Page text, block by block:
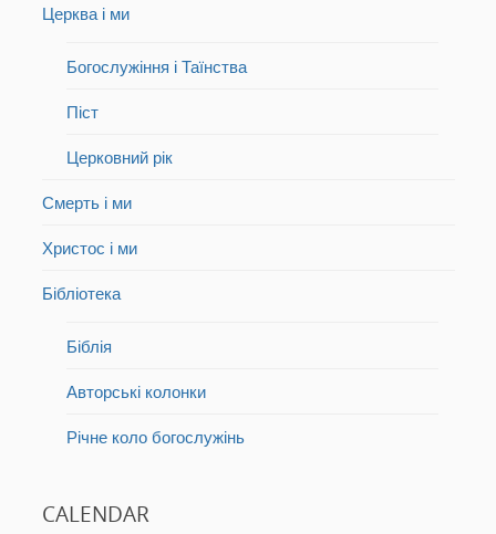
Церква і ми
Богослужіння і Таїнства
Піст
Церковний рік
Смерть і ми
Христос і ми
Бібліотека
Біблія
Авторські колонки
Річне коло богослужінь
CALENDAR